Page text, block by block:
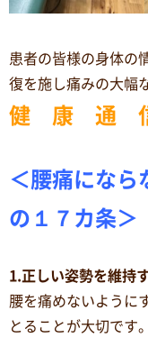
患者の皆様の身体の
復を施し痛みの大幅
健 康 通
＜腰痛になら
の１７カ条＞
1.正しい姿勢を維持す
腰を痛めないように
とることが大切です。